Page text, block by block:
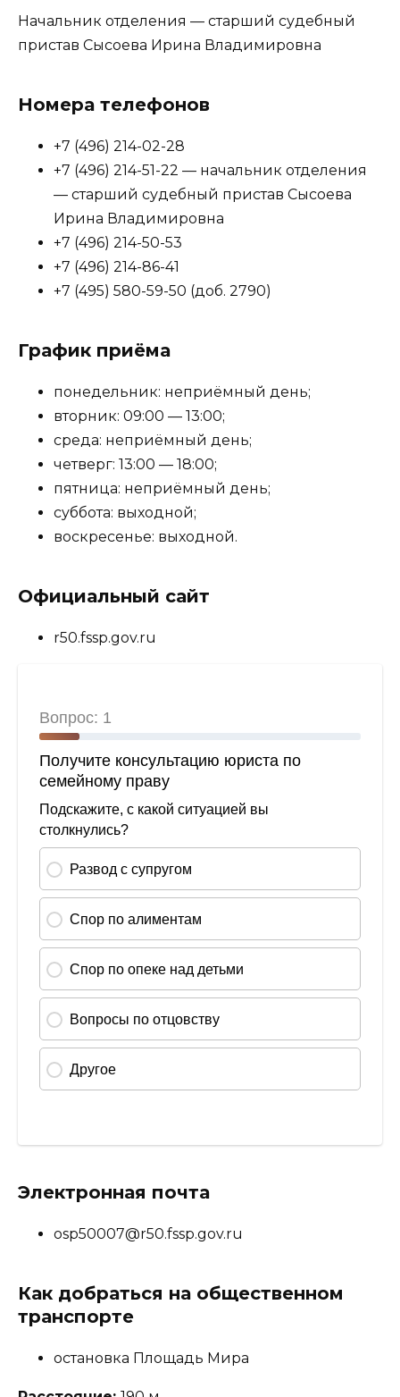
Начальник отделения — старший судебный
пристав Сысоева Ирина Владимировна
Номера телефонов
+7 (496) 214-02-28
+7 (496) 214-51-22 — начальник отделения
— старший судебный пристав Сысоева
Ирина Владимировна
+7 (496) 214-50-53
+7 (496) 214-86-41
+7 (495) 580-59-50 (доб. 2790)
График приёма
понедельник: неприёмный день;
вторник: 09:00 — 13:00;
среда: неприёмный день;
четверг: 13:00 — 18:00;
пятница: неприёмный день;
суббота: выходной;
воскресенье: выходной.
Официальный сайт
r50.fssp.gov.ru
Электронная почта
osp50007@r50.fssp.gov.ru
Как добраться на общественном
транспорте
остановка Площадь Мира